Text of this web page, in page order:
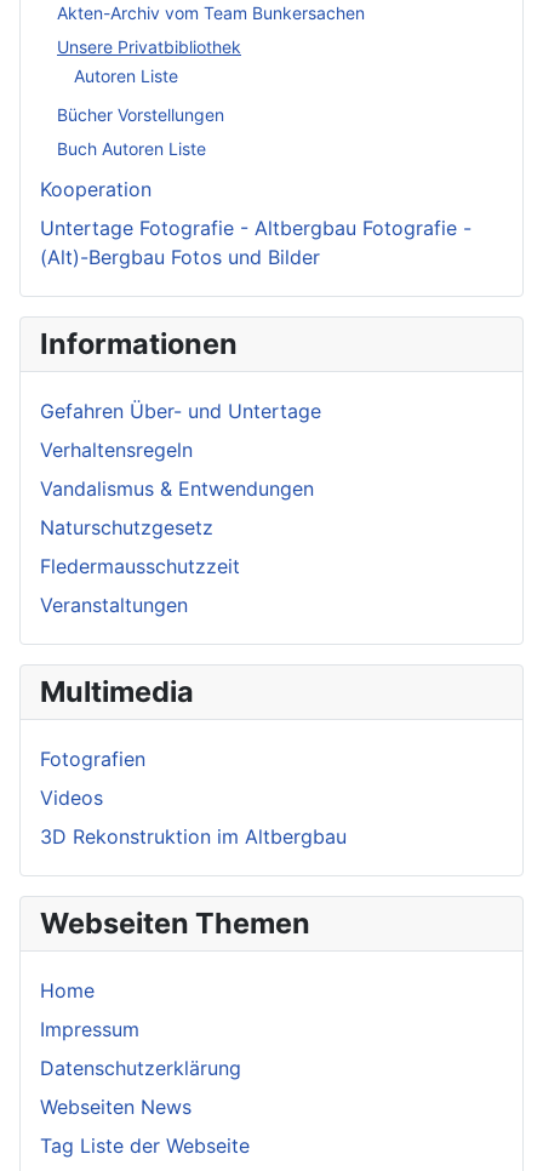
Akten-Archiv vom Team Bunkersachen
Unsere Privatbibliothek
Autoren Liste
Bücher Vorstellungen
Buch Autoren Liste
Kooperation
Untertage Fotografie - Altbergbau Fotografie -
(Alt)-Bergbau Fotos und Bilder
Informationen
Gefahren Über- und Untertage
Verhaltensregeln
Vandalismus & Entwendungen
Naturschutzgesetz
Fledermausschutzzeit
Veranstaltungen
Multimedia
Fotografien
Videos
3D Rekonstruktion im Altbergbau
Webseiten Themen
Home
Impressum
Datenschutzerklärung
Webseiten News
Tag Liste der Webseite